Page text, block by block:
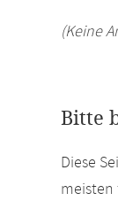
(Keine
Bitte
Diese